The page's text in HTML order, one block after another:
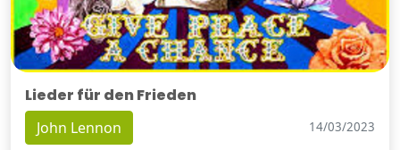
Lieder für den Frieden
John Lennon 14/03/2023